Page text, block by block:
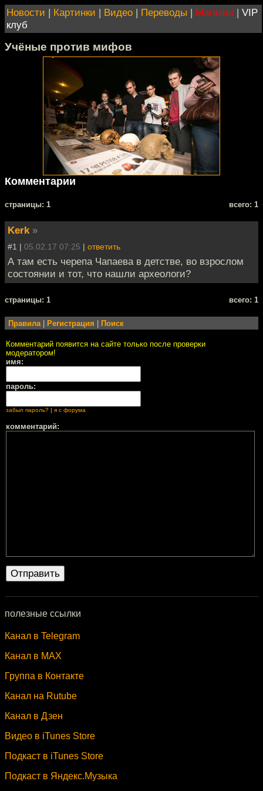
Новости | Картинки | Видео | Переводы | Магазин | VIP
клуб
Учёные против мифов
Комментарии
cтраницы: 1 всего: 1
Kerk »
#1 | 05.02.17 07:25 | ответить
А там есть черепа Чапаева в детстве, во взрослом
состоянии и тот, что нашли археологи?
cтраницы: 1 всего: 1
Правила Регистрация Поиск
Комментарий появится на сайте только после проверки
модератором!
имя:
пароль:
забыл пароль? | я с форума
комментарий:
полезные ссылки
Канал в Telegram
Канал в MAX
Группа в Контакте
Канал на Rutube
Канал в Дзен
Видео в iTunes Store
Подкаст в iTunes Store
Подкаст в Яндекс.Музыка